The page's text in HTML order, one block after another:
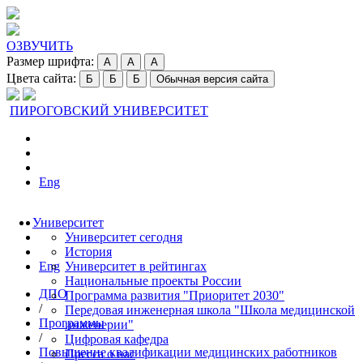
ОЗВУЧИТЬ
Размер шрифта:
A A A
Цвета сайта: Б Б Б Обычная версия сайта
ПИРОГОВСКИЙ УНИВЕРСИТЕТ
Eng
Университет
Университет сегодня
История
Университет в рейтингах
Национальные проекты России
Программа развития "Приоритет 2030"
Передовая инженерная школа "Школа медицинской
инженерии"
Цифровая кафедра
Пресса о нас
Eng
ДПО
/
Программы
/
Повышение квалификации медицинских работников